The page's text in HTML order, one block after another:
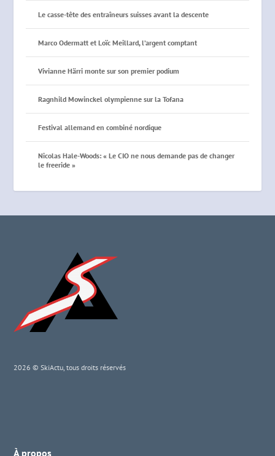
Le casse-tête des entraîneurs suisses avant la descente
Marco Odermatt et Loïc Meillard, l’argent comptant
Vivianne Härri monte sur son premier podium
Ragnhild Mowinckel olympienne sur la Tofana
Festival allemand en combiné nordique
Nicolas Hale-Woods: « Le CIO ne nous demande pas de changer
le freeride »
2026 © SkiActu, tous droits réservés
À propos